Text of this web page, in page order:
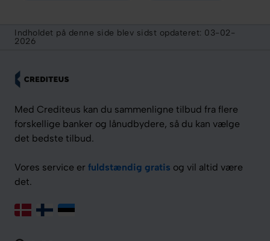
Indholdet på denne side blev sidst opdateret: 03-02-
2026
Med Crediteus kan du sammenligne tilbud fra flere
forskellige banker og lånudbydere, så du kan vælge
det bedste tilbud.
Vores service er fuldstændig gratis og vil altid være
det.